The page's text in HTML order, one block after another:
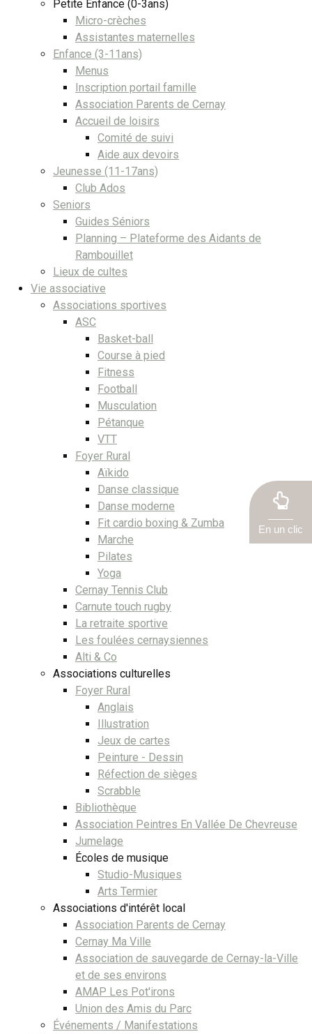
Petite Enfance (0-3ans)
Micro-crèches
Assistantes maternelles
Enfance (3-11ans)
Menus
Inscription portail famille
Association Parents de Cernay
Accueil de loisirs
Comité de suivi
Aide aux devoirs
Jeunesse (11-17ans)
Club Ados
Seniors
Guides Séniors
Planning – Plateforme des Aidants de
Rambouillet
Lieux de cultes
Vie associative
Associations sportives
ASC
Basket-ball
Course à pied
Fitness
Football
Musculation
Pétanque
VTT
Foyer Rural
Aïkido
Danse classique
Danse moderne
Fit cardio boxing & Zumba
Marche
Pilates
Yoga
Cernay Tennis Club
Carnute touch rugby
La retraite sportive
Les foulées cernaysiennes
Alti & Co
Associations culturelles
Foyer Rural
Anglais
Illustration
Jeux de cartes
Peinture - Dessin
Réfection de sièges
Scrabble
Bibliothèque
Association Peintres En Vallée De Chevreuse
Jumelage
Écoles de musique
Studio-Musiques
Arts Termier
Associations d'intérêt local
Association Parents de Cernay
Cernay Ma Ville
Association de sauvegarde de Cernay-la-Ville
et de ses environs
AMAP Les Pot'irons
Union des Amis du Parc
Événements / Manifestations
En un clic